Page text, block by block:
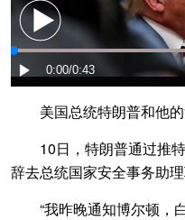
美国总统特朗普和他的“
10日，特朗普通过推特
辞去总统国家安全事务助理
“我昨晚通知博尔顿，